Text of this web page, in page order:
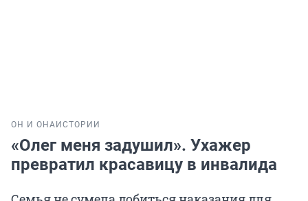
ОН И ОНА ИСТОРИИ
«Олег меня задушил». Ухажер
превратил красавицу в инвалида